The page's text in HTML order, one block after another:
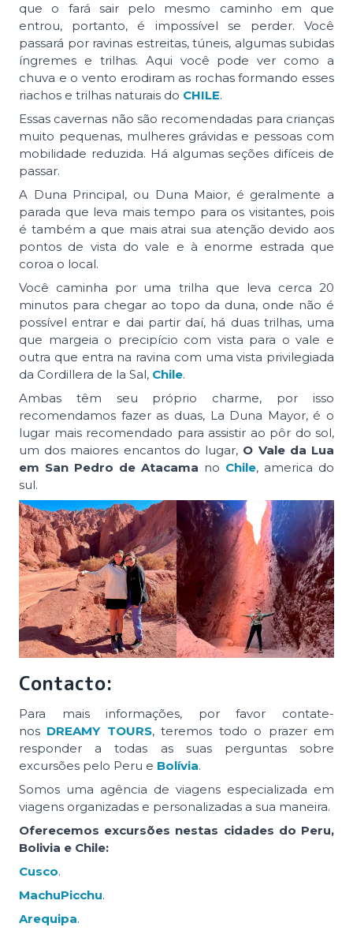
que o fará sair pelo mesmo caminho em que
entrou, portanto, é impossível se perder. Você
passará por ravinas estreitas, túneis, algumas subidas
íngremes e trilhas. Aqui você pode ver como a
chuva e o vento erodiram as rochas formando esses
riachos e trilhas naturais do CHILE.
Essas cavernas não são recomendadas para crianças
muito pequenas, mulheres grávidas e pessoas com
mobilidade reduzida. Há algumas seções difíceis de
passar.
A Duna Principal, ou Duna Maior, é geralmente a
parada que leva mais tempo para os visitantes, pois
é também a que mais atrai sua atenção devido aos
pontos de vista do vale e à enorme estrada que
coroa o local.
Você caminha por uma trilha que leva cerca 20
minutos para chegar ao topo da duna, onde não é
possível entrar e dai partir daí, há duas trilhas, uma
que margeia o precipício com vista para o vale e
outra que entra na ravina com uma vista privilegiada
da Cordillera de la Sal, Chile.
Ambas têm seu próprio charme, por isso
recomendamos fazer as duas, La Duna Mayor, é o
lugar mais recomendado para assistir ao pôr do sol,
um dos maiores encantos do lugar, O Vale da Lua
em San Pedro de Atacama no Chile, america do
sul.
Contacto:
Para mais informações, por favor contate-
nos DREAMY TOURS, teremos todo o prazer em
responder a todas as suas perguntas sobre
excursões pelo Peru e Bolívia.
Somos uma agência de viagens especializada em
viagens organizadas e personalizadas a sua maneira.
Oferecemos excursões nestas cidades do Peru,
Bolivia e Chile:
Cusco.
MachuPicchu.
Arequipa.